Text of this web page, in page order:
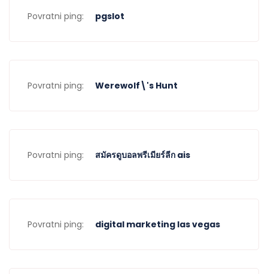
Povratni ping: pgslot
Povratni ping: Werewolf\'s Hunt
Povratni ping: สมัครดูบอลพรีเมียร์ลีก ais
Povratni ping: digital marketing las vegas